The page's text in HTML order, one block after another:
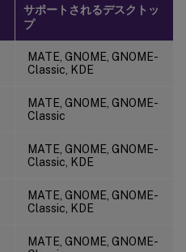
サポートされるデスクトッ
プ
MATE, GNOME, GNOME-
Classic, KDE
MATE, GNOME, GNOME-
Classic
MATE, GNOME, GNOME-
Classic, KDE
MATE, GNOME, GNOME-
Classic, KDE
MATE, GNOME, GNOME-